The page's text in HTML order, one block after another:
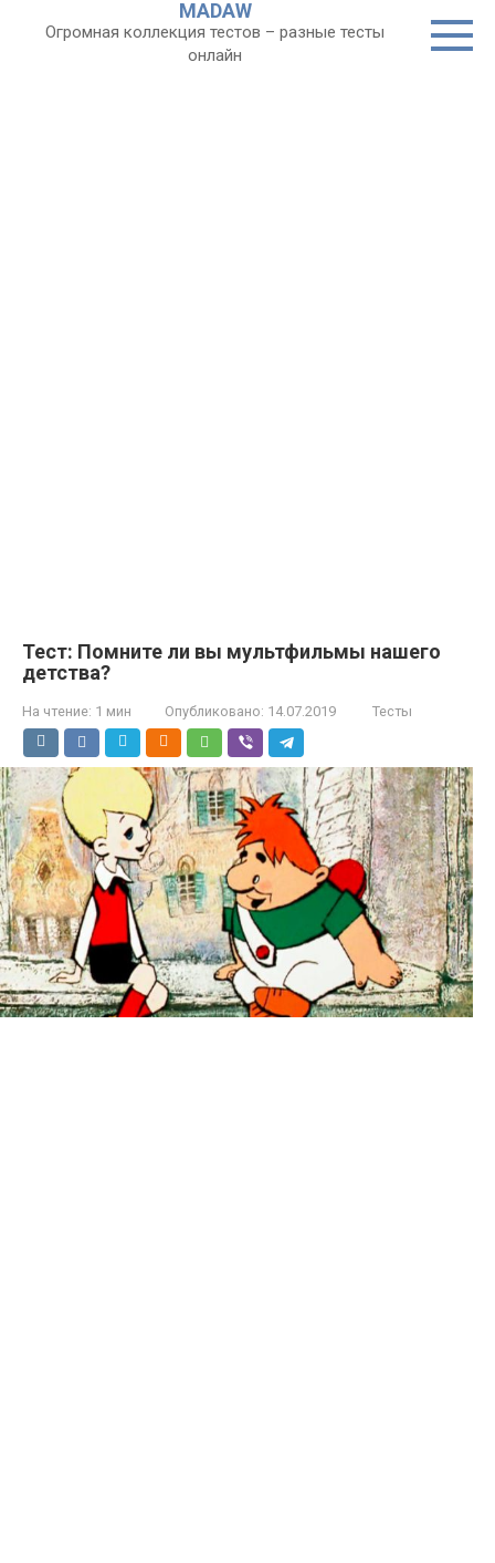
MADAW
Огромная коллекция тестов – разные тесты
онлайн
Тест: Помните ли вы мультфильмы нашего
детства?
На чтение: 1 мин Опубликовано: 14.07.2019 Тесты